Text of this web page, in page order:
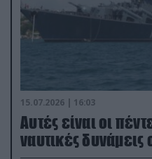
15.07.2026 | 16:03
Aυτές είναι οι
ναυτικές δυνάμεις